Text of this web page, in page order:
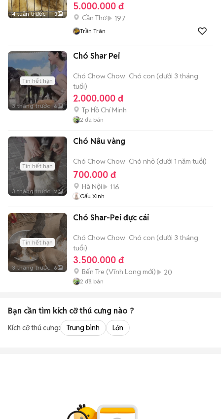
4 tuần trước 3
5.000.000 đ
Cần Thơ 197
Trần Trân
Tin hết hạn
3 tháng trước 6
Chó Shar Pei
Chó Chow Chow Chó con (dưới 3 tháng
tuổi)
2.000.000 đ
Tp Hồ Chí Minh
2 đã bán
Tin hết hạn
3 tháng trước 2
Chó Nâu vàng
Chó Chow Chow Chó nhỏ (dưới 1 năm tuổi)
700.000 đ
Hà Nội 116
Gấu Xinh
Tin hết hạn
3 tháng trước 6
Chó Shar-Pei đực cái
Chó Chow Chow Chó con (dưới 3 tháng
tuổi)
3.500.000 đ
Bến Tre (Vĩnh Long mới) 20
2 đã bán
Bạn cần tìm kích cỡ thú cưng nào ?
Kích cỡ thú cưng: Trung bình Lớn